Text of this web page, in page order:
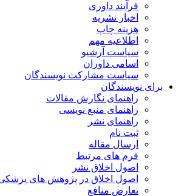
فرآیند داوری
اخبار نشریه
هزینه چاپ
اطلاعیه مهم
سیاست آرشیو
اسامی داوران
سیاست مشارکت نویسندگان
برای نویسندگان
راهنمای نگارش مقالات
راهنمای منبع نویسی
راهنمای نشر
ثبت نام
ارسال مقاله
فرم های مرتبط
اصول اخلاق نشر
اصول اخلاق در پژوهش های پزشکی
تعارض منافع